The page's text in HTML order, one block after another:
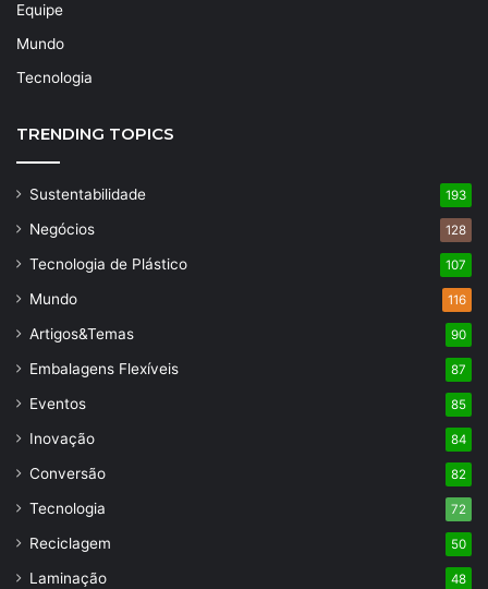
Equipe
Mundo
Tecnologia
TRENDING TOPICS
Sustentabilidade 193
Negócios 128
Tecnologia de Plástico 107
Mundo 116
Artigos&Temas 90
Embalagens Flexíveis 87
Eventos 85
Inovação 84
Conversão 82
Tecnologia 72
Reciclagem 50
Laminação 48